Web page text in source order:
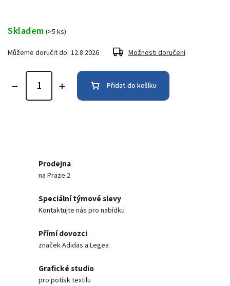
Skladem (>5 ks)
Můžeme doručit do: 12.8.2026 Možnosti doručení
Přidat do košíku
Prodejna
na Praze 2
Speciální týmové slevy
Kontaktujte nás pro nabídku
Přímí dovozci
značek Adidas a Legea
Grafické studio
pro potisk textilu